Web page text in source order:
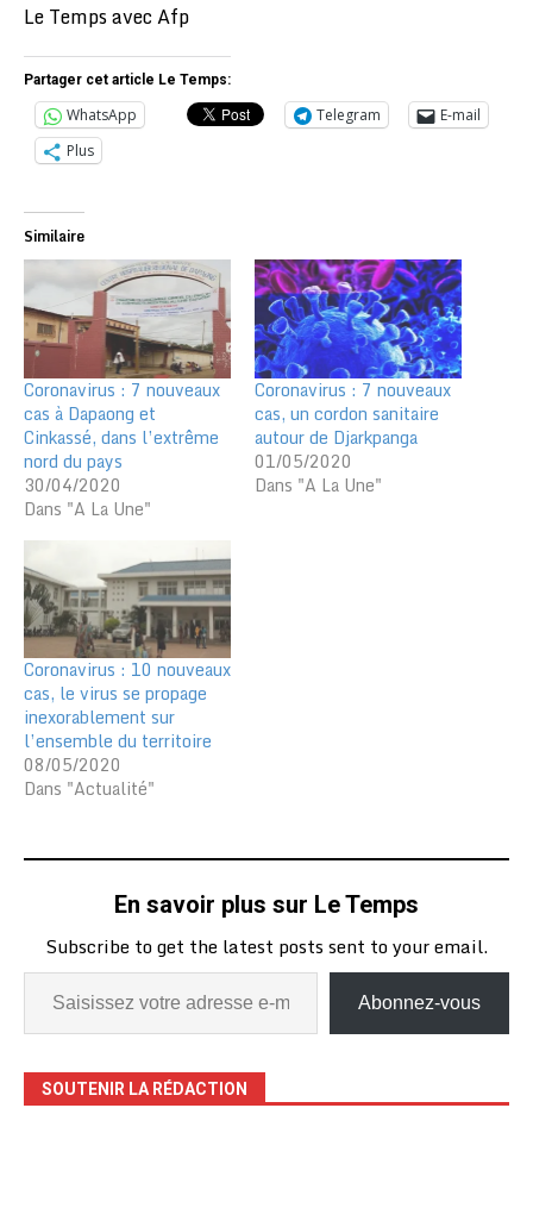
Le Temps avec Afp
Partager cet article Le Temps:
WhatsApp Telegram
E-mail
Plus
Similaire
Coronavirus : 7 nouveaux
cas à Dapaong et
Cinkassé, dans l’extrême
nord du pays
30/04/2020
Dans "A La Une"
Coronavirus : 7 nouveaux
cas, un cordon sanitaire
autour de Djarkpanga
01/05/2020
Dans "A La Une"
Coronavirus : 10 nouveaux
cas, le virus se propage
inexorablement sur
l’ensemble du territoire
08/05/2020
Dans "Actualité"
En savoir plus sur Le Temps
Subscribe to get the latest posts sent to your email.
Abonnez-vous
SOUTENIR LA RÉDACTION